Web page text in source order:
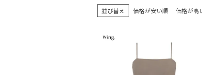
並び替え 価格が安い順 価格が高